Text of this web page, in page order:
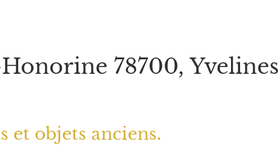
78700, Yvelines
et objets anciens.